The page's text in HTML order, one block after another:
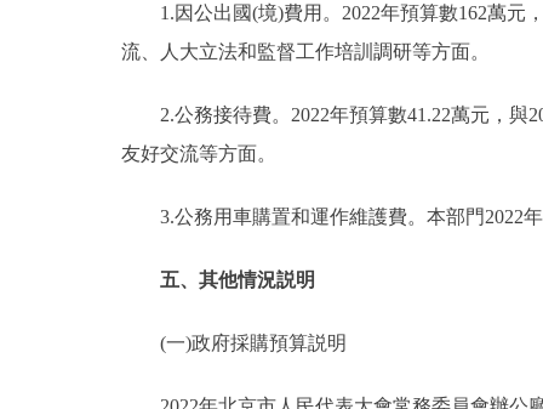
1.因公出國(境)費用。2022年預算數162萬元，
流、人大立法和監督工作培訓調研等方面。
2.公務接待費。2022年預算數41.22萬元，與
友好交流等方面。
3.公務用車購置和運作維護費。本部門2022
五、其他情況説明
(一)政府採購預算説明